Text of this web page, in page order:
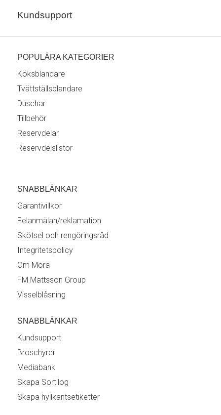
Kundsupport
POPULÄRA KATEGORIER
Köksblandare
Tvättställsblandare
Duschar
Tillbehör
Reservdelar
Reservdelslistor
SNABBLÄNKAR
Garantivillkor
Felanmälan/reklamation
Skötsel och rengöringsråd
Integritetspolicy
Om Mora
FM Mattsson Group
Visselblåsning
SNABBLÄNKAR
Kundsupport
Broschyrer
Mediabank
Skapa Sortilog
Skapa hyllkantsetiketter